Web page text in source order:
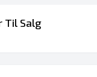
Til Salg